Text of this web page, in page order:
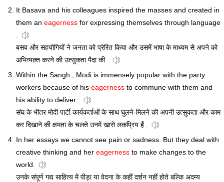
It Basava and his colleagues inspired the masses and created in
them an eagerness for expressing themselves through language
.
बसव और सहयोगियों ने जनता को प्रेरित किया और उसमें भाषा के माध्यम से अपने को
अभिव्यक़्त करने की उत्सुकता पैदा की .
Within the Sangh , Modi is immensely popular with the party
workers because of his eagerness to commune with them and
his ability to deliver .
संघ के भीतर मोदी पार्टी कार्यकर्ताओं के साथ घुलने-मिलने की अपनी उत्सुकता और काम
कर दिखाने की क्षमता के चलते उनमें खासे लकप्रिय हैं .
In her essays we cannot see pain or sadness. But they deal with
creative thinking and her eagerness to make changes to the
world.
उनके संपूर्ण गद्य साहित्य में पीड़ा या वेदना के कहीं दर्शन नहीं होते बल्कि अदम्य